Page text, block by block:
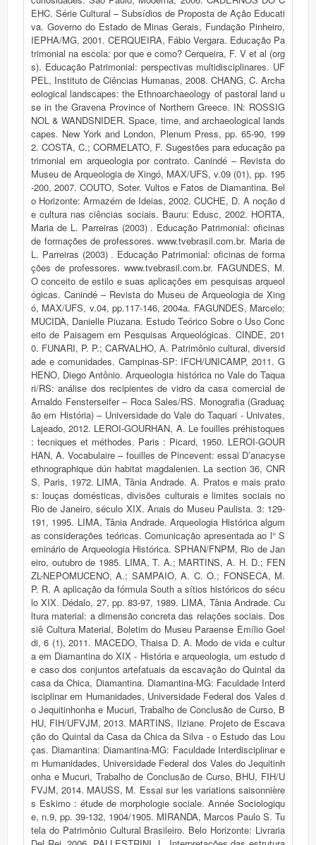
EHC. Série Cultural – Subsídios de Proposta de Ação Educati
va. Governo do Estado de Minas Gerais, Fundação Pinheiro,
IEPHA/MG, 2001. CERQUEIRA, Fábio Vergara. Educação Pa
trimonial na escola: por que e como? Cerqueira, F. V et al (org
s). Educação Patrimonial: perspectivas multidisciplinares. UF
PEL, Instituto de Ciências Humanas, 2008. CHANG, C. Archa
eological landscapes: the Ethnoarchaeology of pastoral land u
se in the Gravena Province of Northern Greece. IN: ROSSIG
NOL & WANDSNIDER. Space, time, and archaeological lands
capes. New York and London, Plenum Press, pp. 65-90, 199
2. COSTA, C.; CORMELATO, F. Sugestões para educação pa
trimonial em arqueologia por contrato. Canindé – Revista do
Museu de Arqueologia de Xingó, MAX/UFS, v.09 (01), pp. 195
-200, 2007. COUTO, Soter. Vultos e Fatos de Diamantina. Bel
o Horizonte: Armazém de Ideias, 2002. CUCHE, D. A noção d
e cultura nas ciências sociais. Bauru: Edusc, 2002. HORTA,
Maria de L. Parreiras (2003) . Educação Patrimonial: oficinas
de formações de professores. www.tvebrasil.com.br. Maria de
L. Parreiras (2003) . Educação Patrimonial: oficinas de forma
ções de professores. www.tvebrasil.com.br. FAGUNDES, M.
O conceito de estilo e suas aplicações em pesquisas arqueol
ógicas. Canindé – Revista do Museu de Arqueologia de Xing
ó, MAX/UFS, v.04, pp.117-146, 2004a. FAGUNDES, Marcelo;
MUCIDA, Danielle Piuzana. Estudo Teórico Sobre o Uso Conc
eito de Paisagem em Pesquisas Arqueológicas. CINDE, 201
0. FUNARI, P. P.; CARVALHO, A. Patrimônio cultural, diversid
ade e comunidades. Campinas-SP: IFCH/UNICAMP, 2011. G
HENO, Diego Antônio. Arqueologia histórica no Vale do Taqua
ri/RS: análise dos recipientes de vidro da casa comercial de
Arnaldo Fensterseifer – Roca Sales/RS. Monografia (Graduaç
ão em História) – Universidade do Vale do Taquari - Univates,
Lajeado, 2012. LEROI-GOURHAN, A. Le fouilles préhistoques
: tecniques et méthodes. Paris : Picard, 1950. LEROI-GOUR
HAN, A. Vocabulaire – fouilles de Pincevent: essai D’anacyse
ethnographique dún habitat magdalenien. La section 36, CNR
S, Paris, 1972. LIMA, Tânia Andrade. A. Pratos e mais prato
s: louças domésticas, divisões culturais e limites sociais no
Rio de Janeiro, século XIX. Anais do Museu Paulista. 3: 129-
191, 1995. LIMA, Tânia Andrade. Arqueologia Histórica algum
as considerações teóricas. Comunicação apresentada ao l° S
eminário de Arqueologia Histórica. SPHAN/FNPM, Rio de Jan
eiro, outubro de 1985. LIMA, T. A.; MARTINS, A. H. D.; FEN
ZL-NEPOMUCENO, A.; SAMPAIO, A. C. O.; FONSECA, M.
P. R. A aplicação da fórmula South a sítios históricos do sécu
lo XIX. Dédalo, 27, pp. 83-97, 1989. LIMA, Tânia Andrade. Cu
ltura material: a dimensão concreta das relações sociais. Dos
siê Cultura Material, Boletim do Museu Paraense Emílio Goel
di, 6 (1), 2011. MACEDO, Thaisa D. A. Modo de vida e cultur
a em Diamantina do XIX - História e arqueologia, um estudo d
e caso dos conjuntos artefatuais da escavação do Quintal da
casa da Chica, Diamantina. Diamantina-MG: Faculdade Interd
isciplinar em Humanidades, Universidade Federal dos Vales d
o Jequitinhonha e Mucuri, Trabalho de Conclusão de Curso, B
HU, FIH/UFVJM, 2013. MARTINS, Ilziane. Projeto de Escava
ção do Quintal da Casa da Chica da Silva - o Estudo das Lou
ças. Diamantina: Diamantina-MG: Faculdade Interdisciplinar e
m Humanidades, Universidade Federal dos Vales do Jequitinh
onha e Mucuri, Trabalho de Conclusão de Curso, BHU, FIH/U
FVJM, 2014. MAUSS, M. Essai sur les variations saisonnière
s Eskimo : étude de morphologie sociale. Année Sociologiqu
e, n.9, pp. 39-132, 1904/1905. MIRANDA, Marcos Paulo S. Tu
tela do Patrimônio Cultural Brasileiro. Belo Horizonte: Livraria